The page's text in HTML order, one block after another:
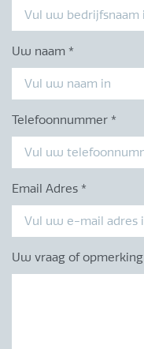
Uw naam *
Telefoonnummer *
Email Adres *
Uw vraag of opmerking